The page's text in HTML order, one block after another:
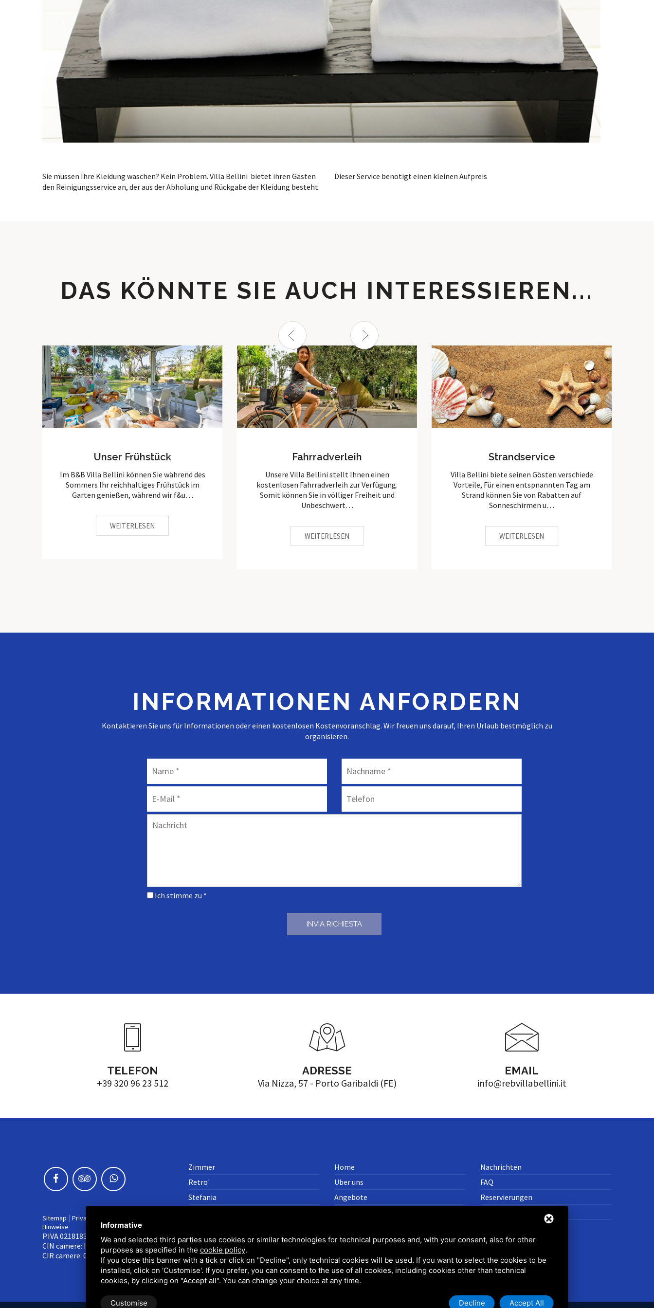
Sie müssen Ihre Kleidung waschen? Kein Problem. Villa Bellini bietet ihren Gästen
den Reinigungsservice an, der aus der Abholung und Rückgabe der Kleidung besteht.
Dieser Service benötigt einen kleinen Aufpreis
DAS KÖNNTE SIE AUCH INTERESSIEREN...
Unser Frühstück
Im B&B Villa Bellini können Sie während des
Sommers Ihr reichhaltiges Frühstück im
Garten genießen, während wir f&u…
WEITERLESEN
Fahrradverleih
Unsere Villa Bellini stellt Ihnen einen
kostenlosen Fahrradverleih zur Verfügung.
Somit können Sie in völliger Freiheit und
Unbeschwert…
WEITERLESEN
Strandservice
Villa Bellini biete seinen Gösten verschiede
Vorteile, Für einen entspnannten Tag am
Strand können Sie von Rabatten auf
Sonneschirmen u…
WEITERLESEN
prev next
INFORMATIONEN ANFORDERN
Kontaktieren Sie uns für Informationen oder einen kostenlosen Kostenvoranschlag. Wir freuen uns darauf, Ihren Urlaub bestmöglich zu
organisieren.
Ich stimme zu *
TELEFON
+39 320 96 23 512
ADRESSE
Via Nizza, 57 - Porto Garibaldi (FE)
EMAIL
info@rebvillabellini.it
Sitemap | Privacy policy
Hinweise
P.IVA 02181830387
CIN camere: IT038006B4RB39FW9T
CIR camere: 038006-AF-00033
Zimmer
Retro'
Stefania
Wohnung
Home
Über uns
Angebote
Nachrichten
FAQ
Reservierungen
Informative
We and selected third parties use cookies or similar technologies for technical purposes and, with your consent, also for other
purposes as specified in the cookie policy.
If you close this banner with a tick or click on "Decline", only technical cookies will be used. If you want to select the cookies to be
installed, click on 'Customise'. If you prefer, you can consent to the use of all cookies, including cookies other than technical
cookies, by clicking on "Accept all". You can change your choice at any time.
Customise Decline Accept All